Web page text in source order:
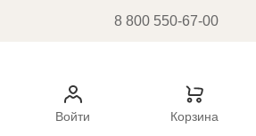
8 800 550-67-00
Войти Корзина